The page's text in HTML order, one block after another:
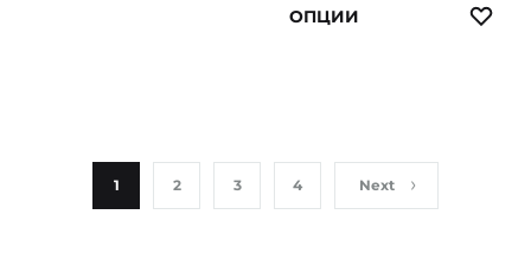
may
be
ОПЦИИ
This
1 2 3 4 Next